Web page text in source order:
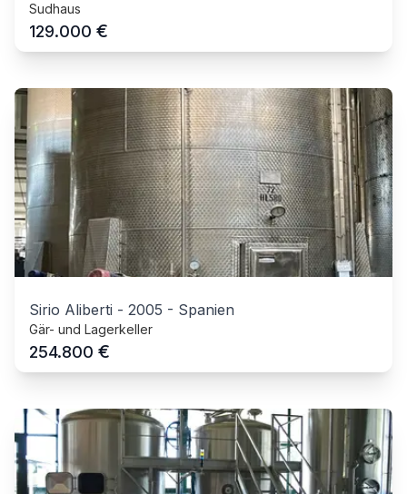
Sudhaus
129.000 €
Sirio Aliberti - 2005 - Spanien
Gär- und Lagerkeller
254.800 €